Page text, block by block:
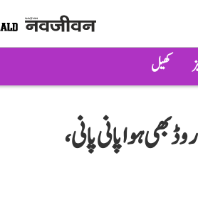
کھیل
بھی ہوا پانی پانی،